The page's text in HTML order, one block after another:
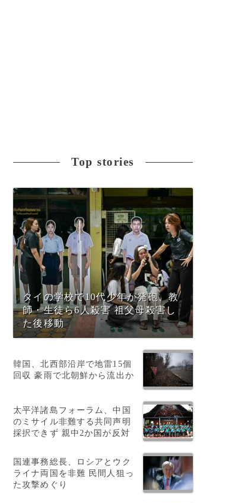
Top stories
タイの学校で10代少年が発砲、教
師・生徒ら6人殺害 祖父母殺害し
た後移動
韓国、北西部沿岸で地雷15個
回収 豪雨で北朝鮮から流出か
太平洋諸島フォーラム、中国
のミサイル非難する共同声明
採択できず 親中2か国が反対
国連事務総長、ロシアとウク
ライナ両国を非難 民間人狙っ
た攻撃めぐり